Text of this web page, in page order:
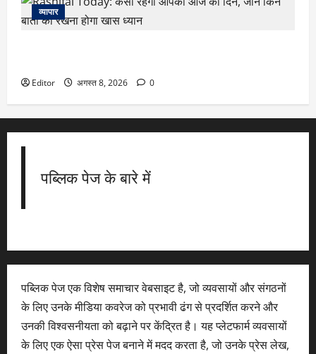
व्यापार
Editor अगस्त 8, 2026 0
पब्लिक पेज के बारे में
पब्लिक पेज एक विशेष समाचार वेबसाइट है, जो व्यवसायों और संगठनों
के लिए उनके मीडिया कवरेज को प्रभावी ढंग से प्रदर्शित करने और
उनकी विश्वसनीयता को बढ़ाने पर केंद्रित है। यह प्लेटफार्म व्यवसायों
के लिए एक ऐसा प्रेस पेज बनाने में मदद करता है, जो उनके प्रेस लेख,